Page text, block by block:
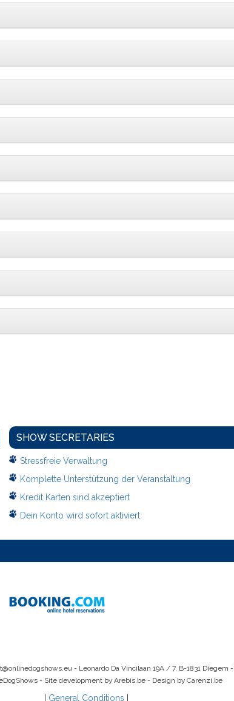
SHOW SECRETARIES
Stressfreie Verwaltung
Komplette Unterstützung der Veranstaltung
Kredit Karten sind akzeptiert
Dein Konto wird sofort aktiviert
- Leonardo Da Vincilaan 19A / 7, B-1831 Diegem -
- Site development by Arebis.be - Design by Carenzi.be
General Conditions